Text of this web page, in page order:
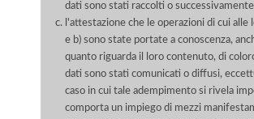
dati sono stati raccolti o
l'attestazione che le operazioni di cui alle
e b) sono state portate a conoscenza,
quanto riguarda il loro contenuto, di
dati sono stati comunicati o diffusi,
caso in cui tale adempimento si rivela
comporta un impiego di mezzi